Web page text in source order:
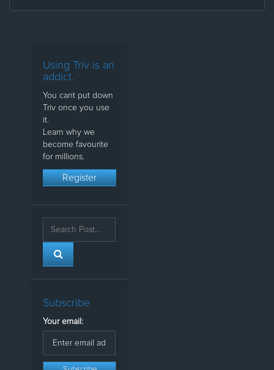
Using Triv is an
addict.
You cant put down
Triv once you use
it.
Learn why we
become favourite
for millions.
Register
Subscribe
Your email: